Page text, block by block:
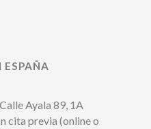
ESPAÑA
Ayala 89, 1A
cita previa (online o